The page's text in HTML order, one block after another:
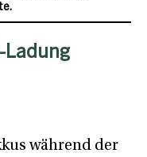
Ladung
während der